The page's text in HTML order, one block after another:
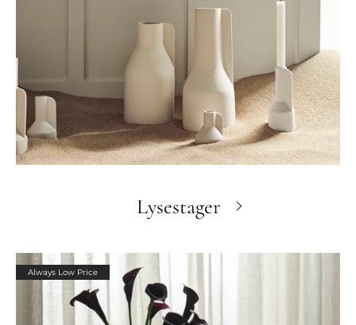
Lysestager
Always Low Price